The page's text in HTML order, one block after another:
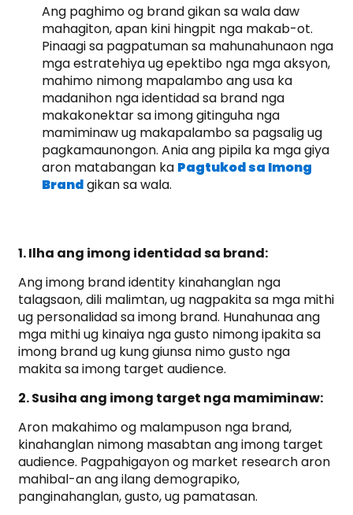
Ang paghimo og brand gikan sa wala daw
mahagiton, apan kini hingpit nga makab-ot.
Pinaagi sa pagpatuman sa mahunahunaon nga
mga estratehiya ug epektibo nga mga aksyon,
mahimo nimong mapalambo ang usa ka
madanihon nga identidad sa brand nga
makakonektar sa imong gitinguha nga
mamiminaw ug makapalambo sa pagsalig ug
pagkamaunongon. Ania ang pipila ka mga giya
aron matabangan ka Pagtukod sa Imong
Brandgikan sa wala.
1. Ilha ang imong identidad sa brand:
Ang imong brand identity kinahanglan nga
talagsaon, dili malimtan, ug nagpakita sa mga mithi
ug personalidad sa imong brand. Hunahunaa ang
mga mithi ug kinaiya nga gusto nimong ipakita sa
imong brand ug kung giunsa nimo gusto nga
makita sa imong target audience.
2. Susiha ang imong target nga mamiminaw:
Aron makahimo og malampuson nga brand,
kinahanglan nimong masabtan ang imong target
audience. Pagpahigayon og market research aron
mahibal-an ang ilang demograpiko,
panginahanglan, gusto, ug pamatasan.